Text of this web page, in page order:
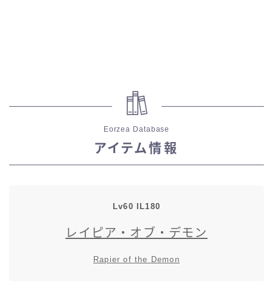
Eorzea Database
アイテム情報
Lv60 IL180
レイピア・オブ・デモン
Rapier of the Demon